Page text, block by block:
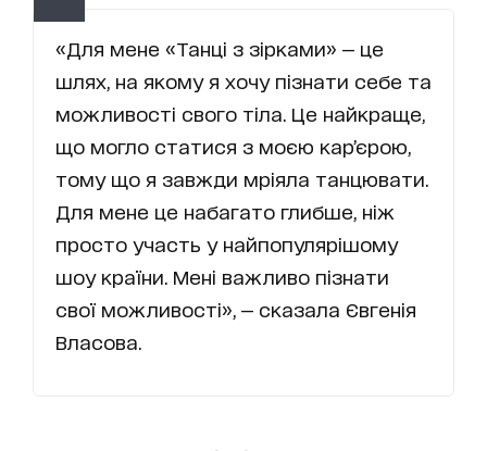
«Для мене «Танці з зірками» — це
шлях, на якому я хочу пізнати себе та
можливості свого тіла. Це найкраще,
що могло статися з моєю кар’єрою,
тому що я завжди мріяла танцювати.
Для мене це набагато глибше, ніж
просто участь у найпопулярішому
шоу країни. Мені важливо пізнати
свої можливості», — сказала Євгенія
Власова.